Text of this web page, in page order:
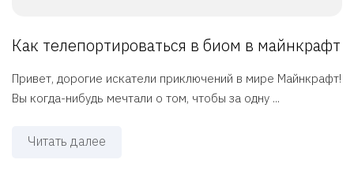
Как телепортироваться в биом в майнкрафт
Привет, дорогие искатели приключений в мире Майнкрафт!
Вы когда-нибудь мечтали о том, чтобы за одну ...
Читать далее